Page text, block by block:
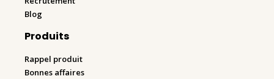
Blog
Produits
Rappel produit
Bonnes affaires